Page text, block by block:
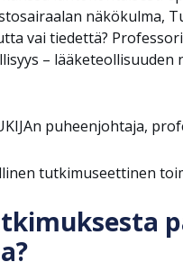
näkökulma,
vai tiedettä? Professori
–
puheenjohtaja,
tutkimuseettinen